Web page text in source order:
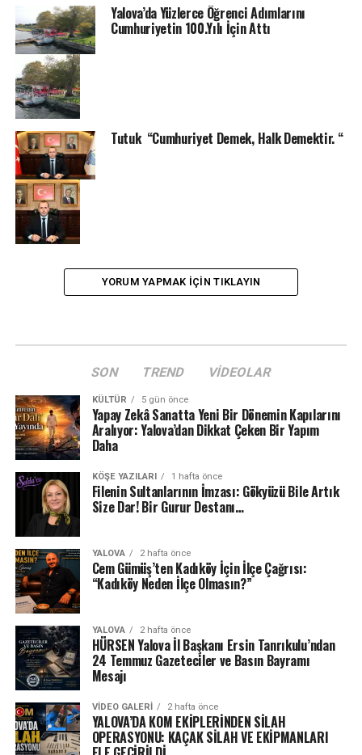
Yalova’da Yüzlerce Öğrenci Adımlarını
Cumhuriyetin 100.Yılı İçin Attı
Tutuk “Cumhuriyet Demek, Halk Demektir. “
YORUM YAPMAK IÇIN TIKLAYIN
SON TREND VIDEOLAR
KÜLTÜR 5 gün önce
Yapay Zekâ Sanatta Yeni Bir Dönemin Kapılarını
Aralıyor: Yalova’dan Dikkat Çeken Bir Yapım
Daha
KÖŞE YAZILARI 1 hafta önce
Filenin Sultanlarının İmzası: Gökyüzü Bile Artık
Size Dar! Bir Gurur Destanı…
YALOVA 2 hafta önce
Cem Gümüş’ten Kadıköy İçin İlçe Çağrısı:
“Kadıköy Neden İlçe Olmasın?”
YALOVA 2 hafta önce
HÜRSEN Yalova İl Başkanı Ersin Tanrıkulu’ndan
24 Temmuz Gazeteciler ve Basın Bayramı
Mesajı
VIDEO GALERI 2 hafta önce
YALOVA’DA KOM EKİPLERİNDEN SİLAH
OPERASYONU: KAÇAK SİLAH VE EKİPMANLARI